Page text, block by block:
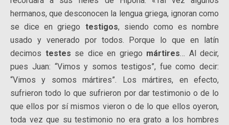
hermanos, que desconocen la lengua griega, ignoran como
se dice en griego testigos, siendo como es nombre
usado y venerado por todos. Porque lo que en latín
decimos testes se dice en griego mártires… Al decir,
pues Juan: “Vimos y somos testigos”, fue como decir:
“Vimos y somos mártires”. Los mártires, en efecto,
sufrieron todo lo que sufrieron por dar testimonio o de lo
que ellos por sí mismos vieron o de lo que ellos oyeron,
toda vez que su testimonio no era grato a los hombres